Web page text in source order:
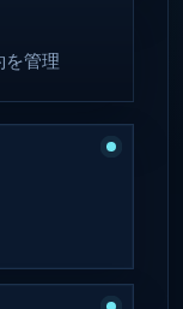
を管理